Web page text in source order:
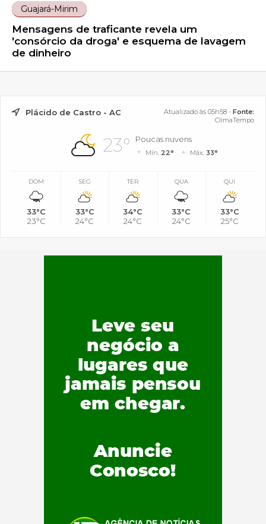
Guajará-Mirim
Mensagens de traficante revela um
'consórcio da droga' e esquema de lavagem
de dinheiro
Plácido de Castro - AC Atualizado às 05h58 - Fonte:
ClimaTempo
23° Poucas nuvens
Mín. 22° Máx. 33°
DOM
33°C
23°C
SEG
33°C
24°C
TER
34°C
24°C
QUA
33°C
24°C
QUI
33°C
25°C